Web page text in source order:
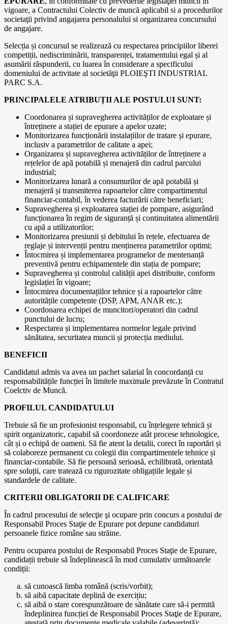
vigoare, a Contractului Colectiv de muncă aplicabil si a procedurilor
societaţii privind angajarea personalului si organizarea concursului
de angajare.
Selecția și concursul se realizează cu respectarea principiilor liberei
competiții, nediscriminării, transparenței, tratamentului egal și al
asumării răspunderii, cu luarea în considerare a specificului
domeniului de activitate al societăţii PLOIEŞTI INDUSTRIAL
PARC S.A.
PRINCIPALELE ATRIBUȚII ALE POSTULUI SUNT:
Coordonarea și supravegherea activităților de exploatare și
întreținere a stației de epurare a apelor uzate;
Monitorizarea funcționării instalațiilor de tratare și epurare,
inclusiv a parametrilor de calitate a apei;
Organizarea și supravegherea activităților de întreținere a
rețelelor de apă potabilă și menajeră din cadrul parcului
industrial;
Monitorizarea lunară a consumurilor de apă potabilă și
menajeră și transmiterea rapoartelor către compartimentul
financiar-contabil, în vederea facturării către beneficiari;
Supravegherea și exploatarea stației de pompare, asigurând
funcționarea în regim de siguranță și continuitatea alimentării
cu apă a utilizatorilor;
Monitorizarea presiunii și debitului în rețele, efectuarea de
reglaje și intervenții pentru menținerea parametrilor optimi;
Întocmirea și implementarea programelor de mentenanță
preventivă pentru echipamentele din stația de pompare;
Supravegherea și controlul calității apei distribuite, conform
legislației în vigoare;
Întocmirea documentațiilor tehnice și a rapoartelor către
autoritățile competente (DSP, APM, ANAR etc.);
Coordonarea echipei de muncitori/operatori din cadrul
punctului de lucru;
Respectarea și implementarea normelor legale privind
sănătatea, securitatea muncii și protecția mediului.
BENEFICII
Candidatul admis va avea un pachet salarial în concordanță cu
responsabilitățile funcției în limitele maximale prevăzute în Contratul
Coelctiv de Muncă.
PROFILUL CANDIDATULUI
Trebuie să fie un profesionist responsabil, cu înțelegere tehnică și
spirit organizatoric, capabil să coordoneze atât procese tehnologice,
cât și o echipă de oameni. Să fie atent la detalii, corect în raportări și
să colaboreze permanent cu colegii din compartimentele tehnice și
financiar-contabile. Să fie persoană serioasă, echilibrată, orientată
spre soluții, care tratează cu rigurozitate obligațiile legale și
standardele de calitate.
CRITERII OBLIGATORII DE CALIFICARE
În cadrul procesului de selecţie şi ocupare prin concurs a postului de
Responsabil Proces Staţie de Epurare pot depune candidaturi
persoanele fizice române sau străine.
Pentru ocuparea postului de Responsabil Proces Staţie de Epurare,
candidații trebuie să îndeplinească în mod cumulativ următoarele
condiții:
să cunoască limba română (scris/vorbit);
să aibă capacitate deplină de exercițiu;
să aibă o stare corespunzătoare de sănătate care să-i permită
îndeplinirea funcției de Responsabil Proces Staţie de Epurare,